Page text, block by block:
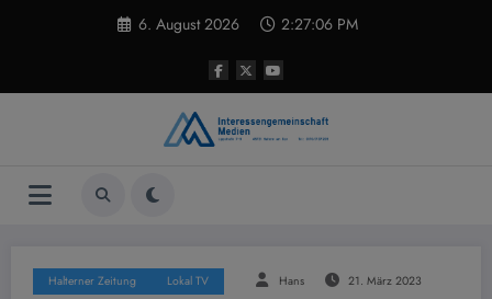
6. August 2026 2:27:07 PM
Halterner Zeitung Lokal TV Hans 21. März 2023